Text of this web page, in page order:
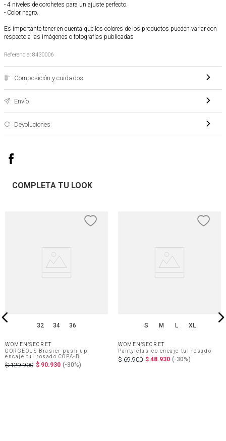
- 4 niveles de corchetes para un ajuste perfecto.
- Color negro.
Es importante tener en cuenta que los colores de los productos pueden variar con
respecto a las imágenes o fotografías publicadas
Referencia: 8430006
Composición y cuidados
Envío
Devoluciones
COMPLETA TU LOOK
32 34 36
WOMEN'SECRET
GORGEOUS Brasier push up
encaje tul rosado COPA-B
$ 129.900 $ 90.930 (-30%)
S M L XL
WOMEN'SECRET
Panty clásico encaje tul rosado
$ 69.900 $ 48.930 (-30%)